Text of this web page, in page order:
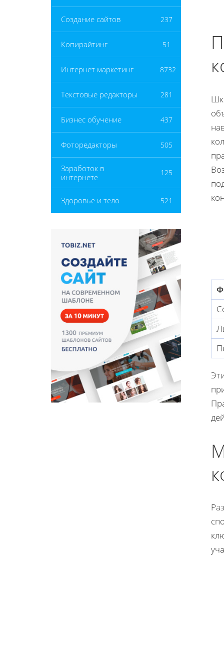
Создание сайтов 237
Копирайтинг 51
Интернет маркетинг 8732
Текстовые редакторы 281
Бизнес обучение 437
Фоторедакторы 505
Заработок в
интернете
125
Здоровье и тело 521